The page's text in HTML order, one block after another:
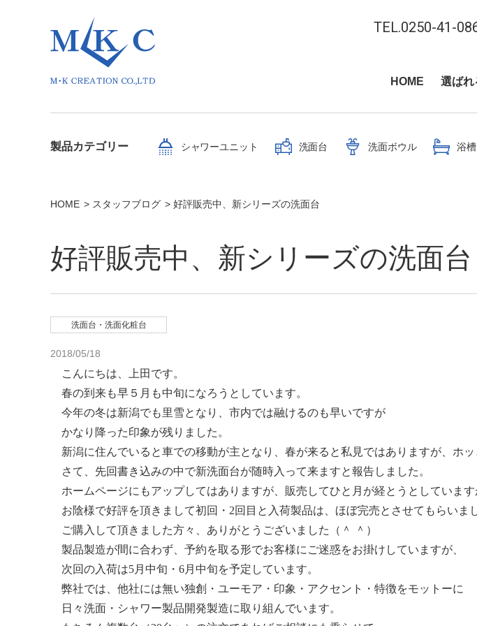
TEL.0250-41-
HOME 選ばれ
製品カテゴリー シャワーユニット 洗面台 洗面ボウル 浴
HOME スタッフブログ 好評販売中、新シリーズの洗面台
好評販売中、新シリーズの洗面台
洗面台・洗面化粧台
2018/05/18
こんにちは、上田です。
春の到来も早５月も中旬になろうとしています。
今年の冬は新潟でも里雪となり、市内では融けるのも早いですが
かなり降った印象が残りました。
新潟に住んでいると車での移動が主となり、春が来ると私見ではありますが、ホッ
さて、先回書き込みの中で新洗面台が随時入って来ますと報告しました。
ホームページにもアップしてはありますが、販売してひと月が経とうとしています
お陰様で好評を頂きまして初回・2回目と入荷製品は、ほぼ完売とさせてもらいまし
ご購入して頂きました方々、ありがとうございました（＾ ＾）
製品製造が間に合わず、予約を取る形でお客様にご迷惑をお掛けしていますが、
次回の入荷は5月中旬・6月中旬を予定しています。
弊社では、他社には無い独創・ユーモア・印象・アクセント・特徴をモットーに
日々洗面・シャワー製品開発製造に取り組んでいます。